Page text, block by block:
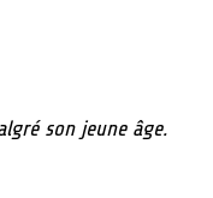
son jeune âge.